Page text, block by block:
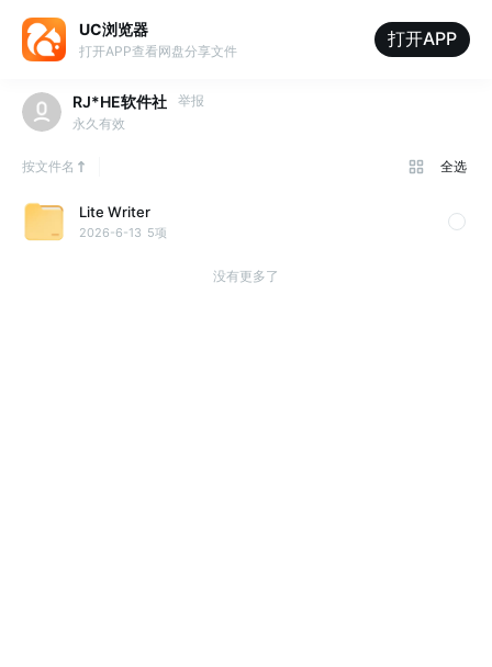
UC浏览器
打开APP查看网盘分享文件
打开APP
RJ*HE软件社
举报
永久有效
按文件名 全选
Lite Writer
2026-6-13 5项
没有更多了